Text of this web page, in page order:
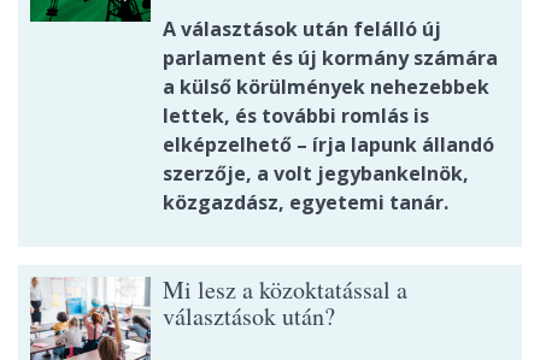
A választások után felálló új
parlament és új kormány számára
a külső körülmények nehezebbek
lettek, és további romlás is
elképzelhető – írja lapunk állandó
szerzője, a volt jegybankelnök,
közgazdász, egyetemi tanár.
Mi lesz a közoktatással a
választások után?